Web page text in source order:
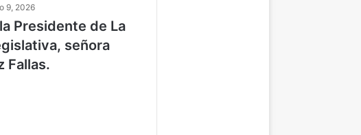
9, 2026
Presidente de La
señora
Fallas.